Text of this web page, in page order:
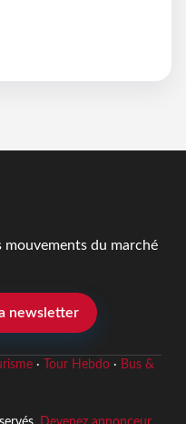
mouvements du marché
newsletter
· Tour Hebdo· Bus &